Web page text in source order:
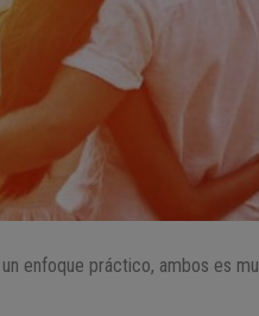
enfoque práctico, ambos es